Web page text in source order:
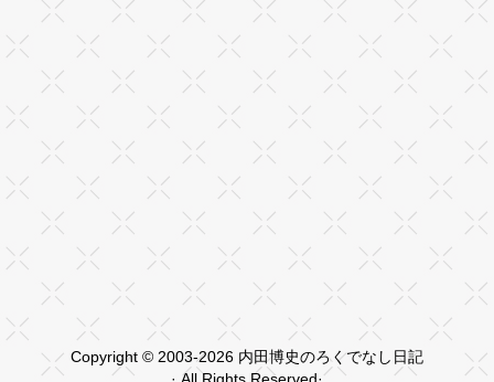
Copyright © 2003-2026 内田博史のろくでなし日記